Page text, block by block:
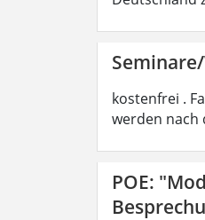
kostenfrei .
werden nach
POE: